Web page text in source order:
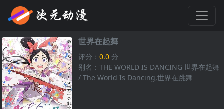
世界在起舞
评分：0.0 分
别名：THE WORLD IS DANCING 世界在起舞
/ The World Is Dancing,世界在跳舞